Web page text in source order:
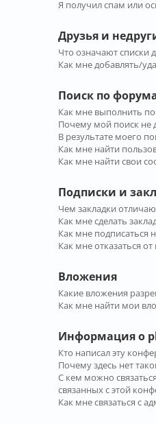
Я получил спам или
Друзья и
Что означают списки
Как мне добавлять/
Поиск по
Как мне выполнить
Почему мой поиск не
В результате моего
Как мне найти
Как мне найти свои
Подписки и
Чем закладки
Как мне сделать
Как мне подписаться
Как мне отказаться
Вложения
Какие вложения
Как мне найти мои
Информация о
Кто написал эту
Почему здесь нет
С кем можно
связанных с этой
Как мне связаться с